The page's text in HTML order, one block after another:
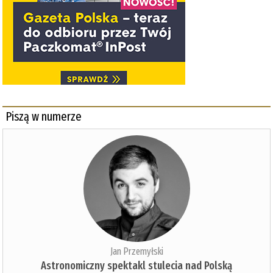
Piszą w numerze
Jan Przemyłski
Astronomiczny spektakl stulecia nad Polską